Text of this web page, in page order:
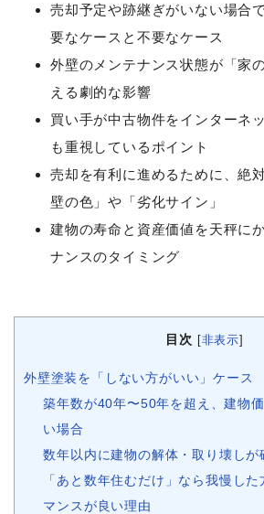
売却予定や跡継ぎがいない場合
要なケースと不要なケース
外壁のメンテナンス状態が「家
える劇的な影響
買い手が中古物件をインターネ
も重視しているポイント
売却を有利に進めるために、絶
壁の色」や「劣化サイン」
建物の寿命と資産価値を天秤に
ナンスのタイミング
目次 [非表示]
外壁塗装を「しない方がいい」ケース
築年数が40年〜50年を超え、建物
い場合
数年以内に建物の解体・取り壊しが
「あと数年住むだけ」なら我慢し
マンスが良い理由